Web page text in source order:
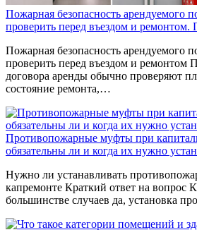
Пожарная безопасность арендуемого
проверить перед въездом и ремонтом.
Пожарная безопасность арендуемого
проверить перед въездом и ремонтом
договора аренды обычно проверяют
состояние ремонта,…
Противопожарные муфты при
обязательны ли и когда их нужно
Нужно ли устанавливать
капремонте Краткий ответ на вопрос
большинстве случаев да, установка